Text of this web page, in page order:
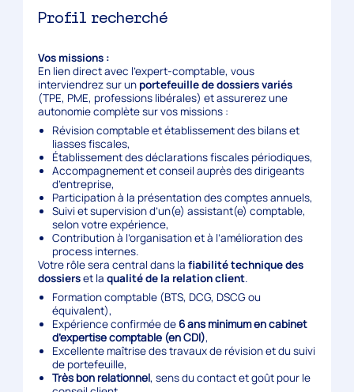
Profil recherché
Vos missions :
En lien direct avec l’expert-comptable, vous
interviendrez sur un portefeuille de dossiers variés
(TPE, PME, professions libérales) et assurerez une
autonomie complète sur vos missions :
Révision comptable et établissement des bilans et
liasses fiscales,
Établissement des déclarations fiscales périodiques,
Accompagnement et conseil auprès des dirigeants
d’entreprise,
Participation à la présentation des comptes annuels,
Suivi et supervision d’un(e) assistant(e) comptable,
selon votre expérience,
Contribution à l’organisation et à l’amélioration des
process internes.
Votre rôle sera central dans lafiabilité technique des
dossierset laqualité de la relation client.
Formation comptable (BTS, DCG, DSCG ou
équivalent),
Expérience confirmée de 6 ans minimum en cabinet
d’expertise comptable (en CDI),
Excellente maîtrise des travaux de révision et du suivi
de portefeuille,
Très bon relationnel, sens du contact et goût pour le